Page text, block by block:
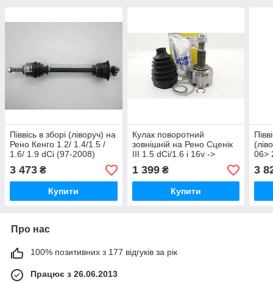
Піввісь в зборі (ліворуч) на
Рено Кенго 1.2/ 1.4/1.5 /
1.6/ 1.9 dCi (97-2008)
Expert line R9005A
3 473 ₴
Купити
Кулак поворотний
зовнішній на Рено Сценік
III 1.5 dCi/1.6 i 16v ->
MAGNETI MARELLI -
302015100250
1 399₴
Купити
06>
3
Про нас
100% позитивних з 177 відгуків за рік
Працює з 26.06.2013